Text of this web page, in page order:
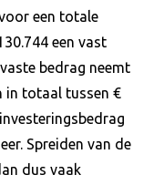
een totale
een vast
bedrag neemt
in totaal tussen €
Spreiden van de
dus vaak